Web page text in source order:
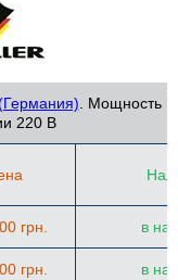
. Мощность
220 В
грн. в
грн. в